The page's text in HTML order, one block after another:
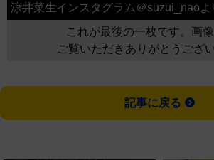
涼井菜生インスタグラム＠suzui_naoよ
これが最後の一枚です。画像
ご覧いただきありがとうござ
記事に戻る